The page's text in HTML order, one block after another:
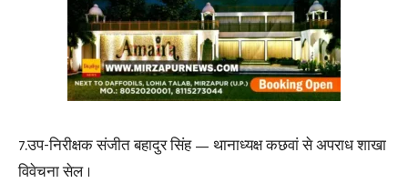
7.उप-निरीक्षक संजीत बहादुर सिंह — थानाध्यक्ष कछवां से अपराध शाखा
विवेचना सेल ।